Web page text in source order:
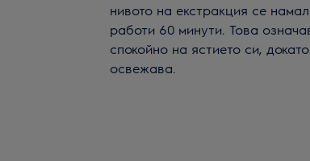
нивото на екстракция се
работи 60 минути. Това
спокойно на ястието си,
освежава.